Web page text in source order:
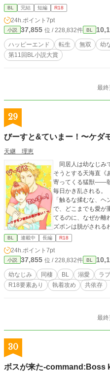
更しました。
BL 完結 短編 R18
24h.ポイント 7pt
小説 37,855 位 / 228,832件 BL
ハッピーエンド 転生 無双 幼
第11回BL小説大賞
最
29
びーすと&ていまー！〜ケダ
天継 理恵
同居人は幼なじみでケダモ
そうとする天海直《
寄ってくる猛獣——
毎日かき乱される。 「ナオ、おはよ♡今日もええ尻やな〜」
「触るな揉むな、ヘンタイ！！
で、どこまでも愛が
てるのに、なぜか離
ズボンは脱がされる
に入ってくるわ…… でも—— 「ナオのこと、俺が一生守っ
たるからな♡」 彼の愛は、いつだってまっすぐだった。
抱腹絶倒×過保護す
なラブコメ、開幕！
BL 連載中 長編 R18
24h.ポイント 7pt
小説 37,855 位 / 228,832件 BL
幼なじみ 同棲 BL 溺愛 ラ
R18要素あり
執着攻め 共依存
最
30
ボスが来た-command:Boss